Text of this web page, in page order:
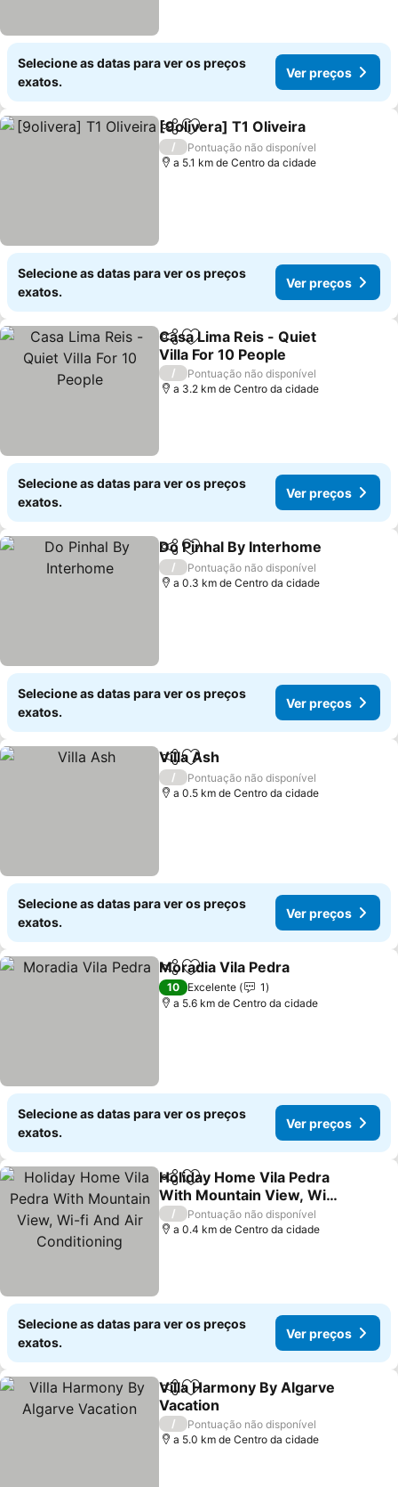
Selecione as datas para ver os preços
exatos.
Ver preços
PartilharAdicionar aos favoritos
[9olivera] T1 Oliveira
/
Pontuação não disponível
a 5.1 km de Centro da cidade
Selecione as datas para ver os preços
exatos.
Ver preços
PartilharAdicionar aos favoritos
Casa Lima Reis - Quiet
Villa For 10 People
Ver preços
/
Pontuação não disponível
a 3.2 km de Centro da cidade
Selecione as datas para ver os preços
exatos.
Ver preços
PartilharAdicionar aos favoritos
Do Pinhal By Interhome
/
Pontuação não disponível
a 0.3 km de Centro da cidade
Selecione as datas para ver os preços
exatos.
Ver preços
PartilharAdicionar aos favoritos
Villa Ash
/
Pontuação não disponível
a 0.5 km de Centro da cidade
Selecione as datas para ver os preços
exatos.
Ver preços
PartilharAdicionar aos favoritos
Moradia Vila Pedra
10 Excelente
1
a 5.6 km de Centro da cidade
Selecione as datas para ver os preços
exatos.
Ver preços
PartilharAdicionar aos favoritos
Holiday Home Vila Pedra
With Mountain View, Wi-
fi And Air Conditioning
Ver preços
/
Pontuação não disponível
a 0.4 km de Centro da cidade
Selecione as datas para ver os preços
exatos.
Ver preços
PartilharAdicionar aos favoritos
Villa Harmony By Algarve
Vacation
Ver preços
/
Pontuação não disponível
a 5.0 km de Centro da cidade